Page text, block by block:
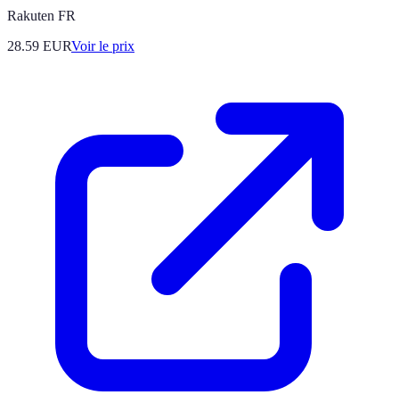
Rakuten FR
28.59 EURVoir le prix